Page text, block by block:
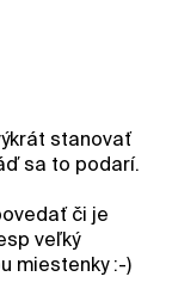
stanovať
sa to podarí.
či je
veľký
miestenky :-)